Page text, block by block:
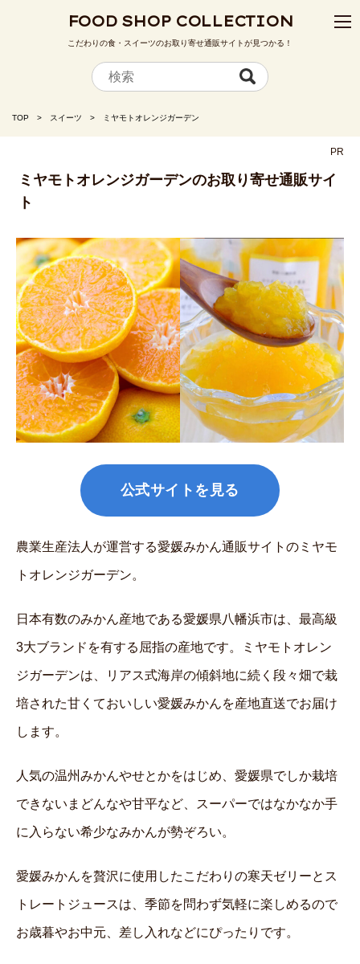
FOOD SHOP COLLECTION
こだわりの食・スイーツのお取り寄せ通販サイトが見つかる！
TOP スイーツ ミヤモトオレンジガーデン
PR
ミヤモトオレンジガーデンのお取り寄せ通販サイ
ト
公式サイトを見る
農業生産法人が運営する愛媛みかん通販サイトのミヤモ
トオレンジガーデン。
日本有数のみかん産地である愛媛県八幡浜市は、最高級
3大ブランドを有する屈指の産地です。ミヤモトオレン
ジガーデンは、リアス式海岸の傾斜地に続く段々畑で栽
培された甘くておいしい愛媛みかんを産地直送でお届け
します。
人気の温州みかんやせとかをはじめ、愛媛県でしか栽培
できないまどんなや甘平など、スーパーではなかなか手
に入らない希少なみかんが勢ぞろい。
愛媛みかんを贅沢に使用したこだわりの寒天ゼリーとス
トレートジュースは、季節を問わず気軽に楽しめるので
お歳暮やお中元、差し入れなどにぴったりです。